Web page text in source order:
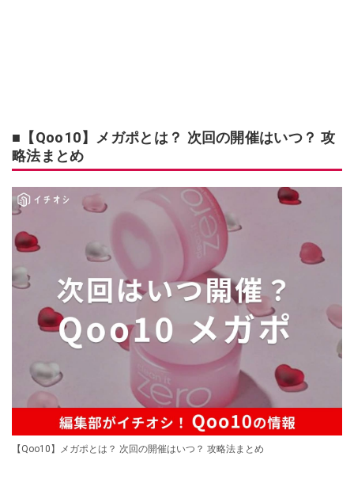
■【Qoo10】メガポとは？ 次回の開催はいつ？ 攻
略法まとめ
【Qoo10】メガポとは？ 次回の開催はいつ？ 攻略法まとめ